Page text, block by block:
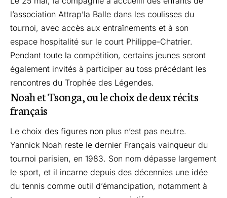
l’association Attrap’la Balle dans les coulisses du
tournoi, avec accès aux entraînements et à son
espace hospitalité sur le court Philippe-Chatrier.
Pendant toute la compétition, certains jeunes seront
également invités à participer au toss précédant les
rencontres du Trophée des Légendes.
Noah et Tsonga, ou le choix de deux récits
français
Le choix des figures non plus n’est pas neutre.
Yannick Noah reste le dernier Français vainqueur du
tournoi parisien, en 1983. Son nom dépasse largement
le sport, et il incarne depuis des décennies une idée
du tennis comme outil d’émancipation, notamment à